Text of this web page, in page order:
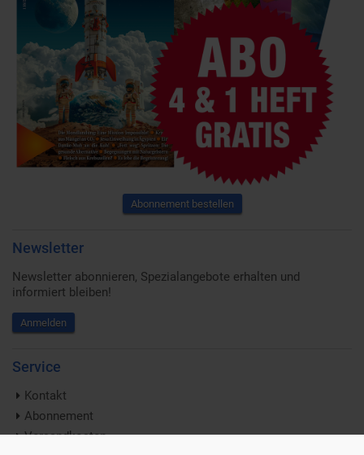
Abonnement bestellen
Newsletter
Newsletter abonnieren, Spezialangebote erhalten und
informiert bleiben!
Anmelden
Service
Kontakt
Abonnement
Versandkosten